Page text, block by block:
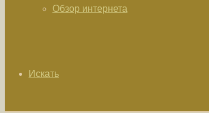
Обзор интернета
Искать